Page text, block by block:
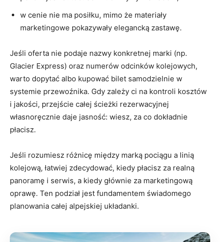
w cenie nie ma posiłku, mimo że materiały
marketingowe pokazywały elegancką zastawę.
Jeśli oferta nie podaje nazwy konkretnej marki (np.
Glacier Express) oraz numerów odcinków kolejowych,
warto dopytać albo kupować bilet samodzielnie w
systemie przewoźnika. Gdy zależy ci na kontroli kosztów
i jakości, przejście całej ścieżki rezerwacyjnej
własnoręcznie daje jasność: wiesz, za co dokładnie
płacisz.
Jeśli rozumiesz różnicę między marką pociągu a linią
kolejową, łatwiej zdecydować, kiedy płacisz za realną
panoramę i serwis, a kiedy głównie za marketingową
oprawę. Ten podział jest fundamentem świadomego
planowania całej alpejskiej układanki.